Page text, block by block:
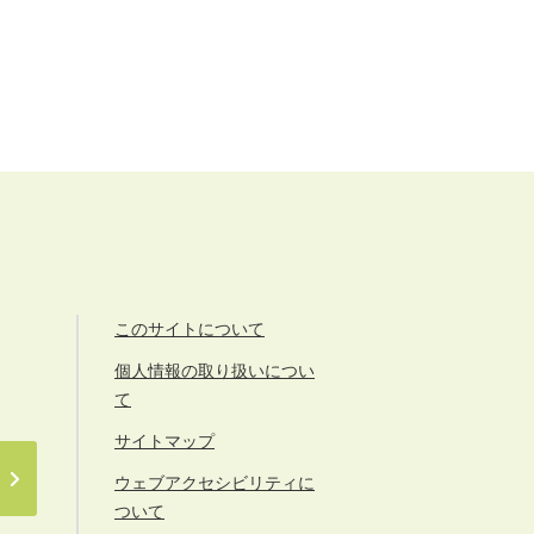
このサイトについて
個人情報の取り扱いについ
て
サイトマップ
ウェブアクセシビリティに
ついて